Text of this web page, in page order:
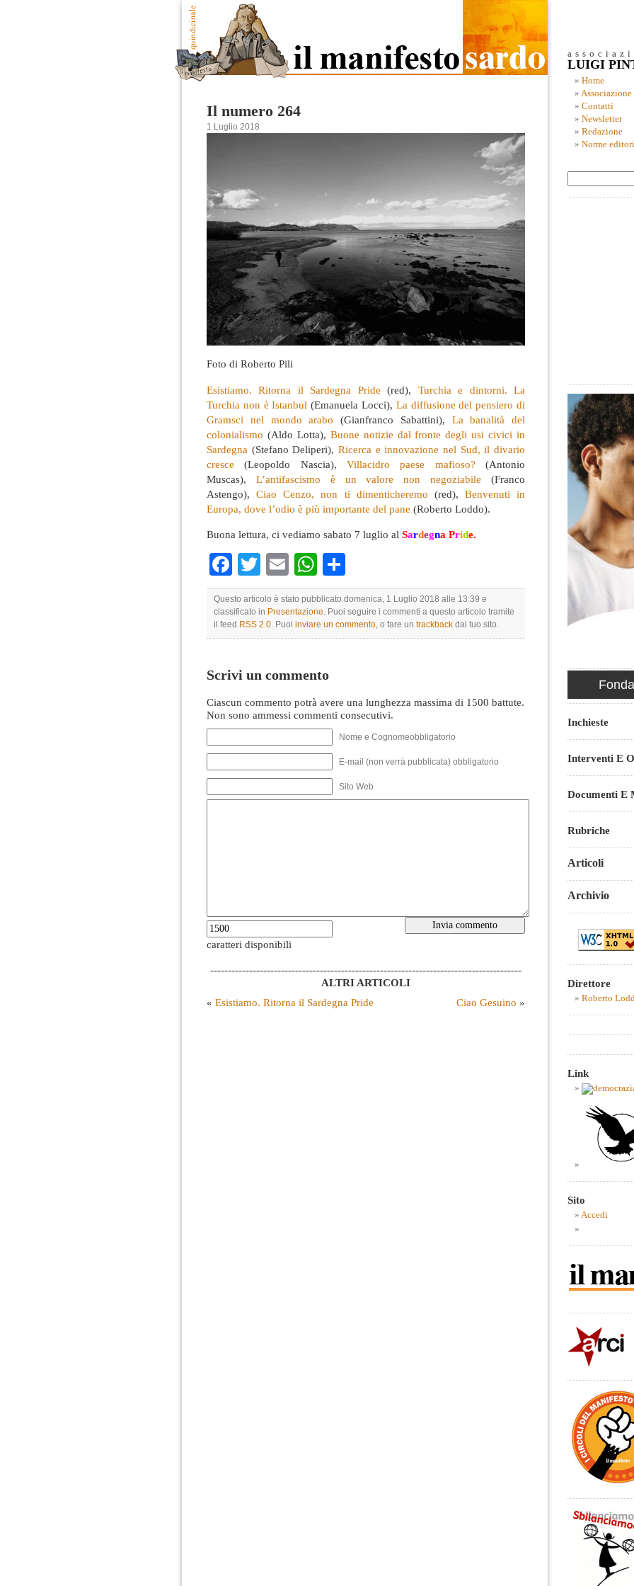
Il numero 264
1 Luglio 2018
Foto di Roberto Pili
Esistiamo. Ritorna il Sardegna Pride (red), Turchia e dintorni. La
Turchia non è Istanbul (Emanuela Locci), La diffusione del pensiero di
Gramsci nel mondo arabo (Gianfranco Sabattini), La banalità del
colonialismo (Aldo Lotta), Buone notizie dal fronte degli usi civici in
Sardegna (Stefano Deliperi), Ricerca e innovazione nel Sud, il divario
cresce (Leopoldo Nascia), Villacidro paese mafioso? ​ (Antonio
Muscas), L’antifascismo è un valore non negoziabile (Franco
Astengo),Ciao Cenzo, non ti dimenticheremo (red), Benvenuti in
Europa, dove l’odio è più importante del pane (Roberto Loddo).
Buona lettura, ci vediamo sabato 7 luglio al Sardegna Pride.
Facebook
TwitterEmailWhatsApp
Questo articolo è stato pubblicato domenica, 1 Luglio 2018 alle 13:39 e
classificato in Presentazione. Puoi seguire i commenti a questo articolo tramite
il feed RSS 2.0. Puoi inviare un commento, o fare un trackback dal tuo sito.
Scrivi un commento
Ciascun commento potrà avere una lunghezza massima di 1500 battute.
Non sono ammessi commenti consecutivi.
Nome e Cognomeobbligatorio
E-mail (non verrà pubblicata) obbligatorio
Sito Web
caratteri disponibili
----------------------------------------------------------------------------------------
ALTRI ARTICOLI
« Esistiamo. Ritorna il Sardegna Pride Ciao Gesuino »
LUIGI
Home
Associazione
Contatti
Newsletter
Redazione
Norme
Inchieste
Interventi E
Documenti E
Rubriche
Articoli
Archivio
Direttore
Roberto
Link
Sito
Accedi